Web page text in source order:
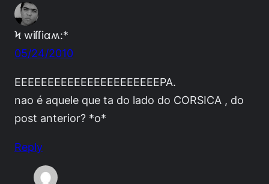
Ϟ wiſſiαʍ:*
05/24/2010
EEEEEEEEEEEEEEEEEEEEEEPA.
nao é aquele que ta do lado do CORSICA , do
post anterior? *o*
Reply